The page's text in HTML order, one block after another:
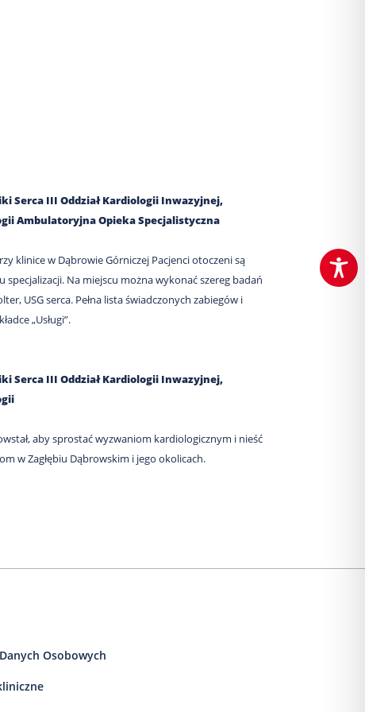
Serca III Oddział Kardiologii Inwazyjnej,
Ambulatoryjna Opieka Specjalistyczna
klinice w Dąbrowie Górniczej Pacjenci otoczeni są
Na miejscu można wykonać szereg badań
USG serca. Pełna lista świadczonych zabiegów i
„Usługi”.
Serca III Oddział Kardiologii Inwazyjnej,
aby sprostać wyzwaniom kardiologicznym i nieść
w Zagłębiu Dąbrowskim i jego okolicach.
Osobowych